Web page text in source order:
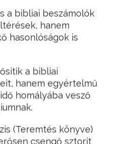
a bibliai beszámolók
hanem
hasonlóságok is
a bibliai
hanem egyértelmű
homályába vesző
(Teremtés könyve)
csengő sztorit